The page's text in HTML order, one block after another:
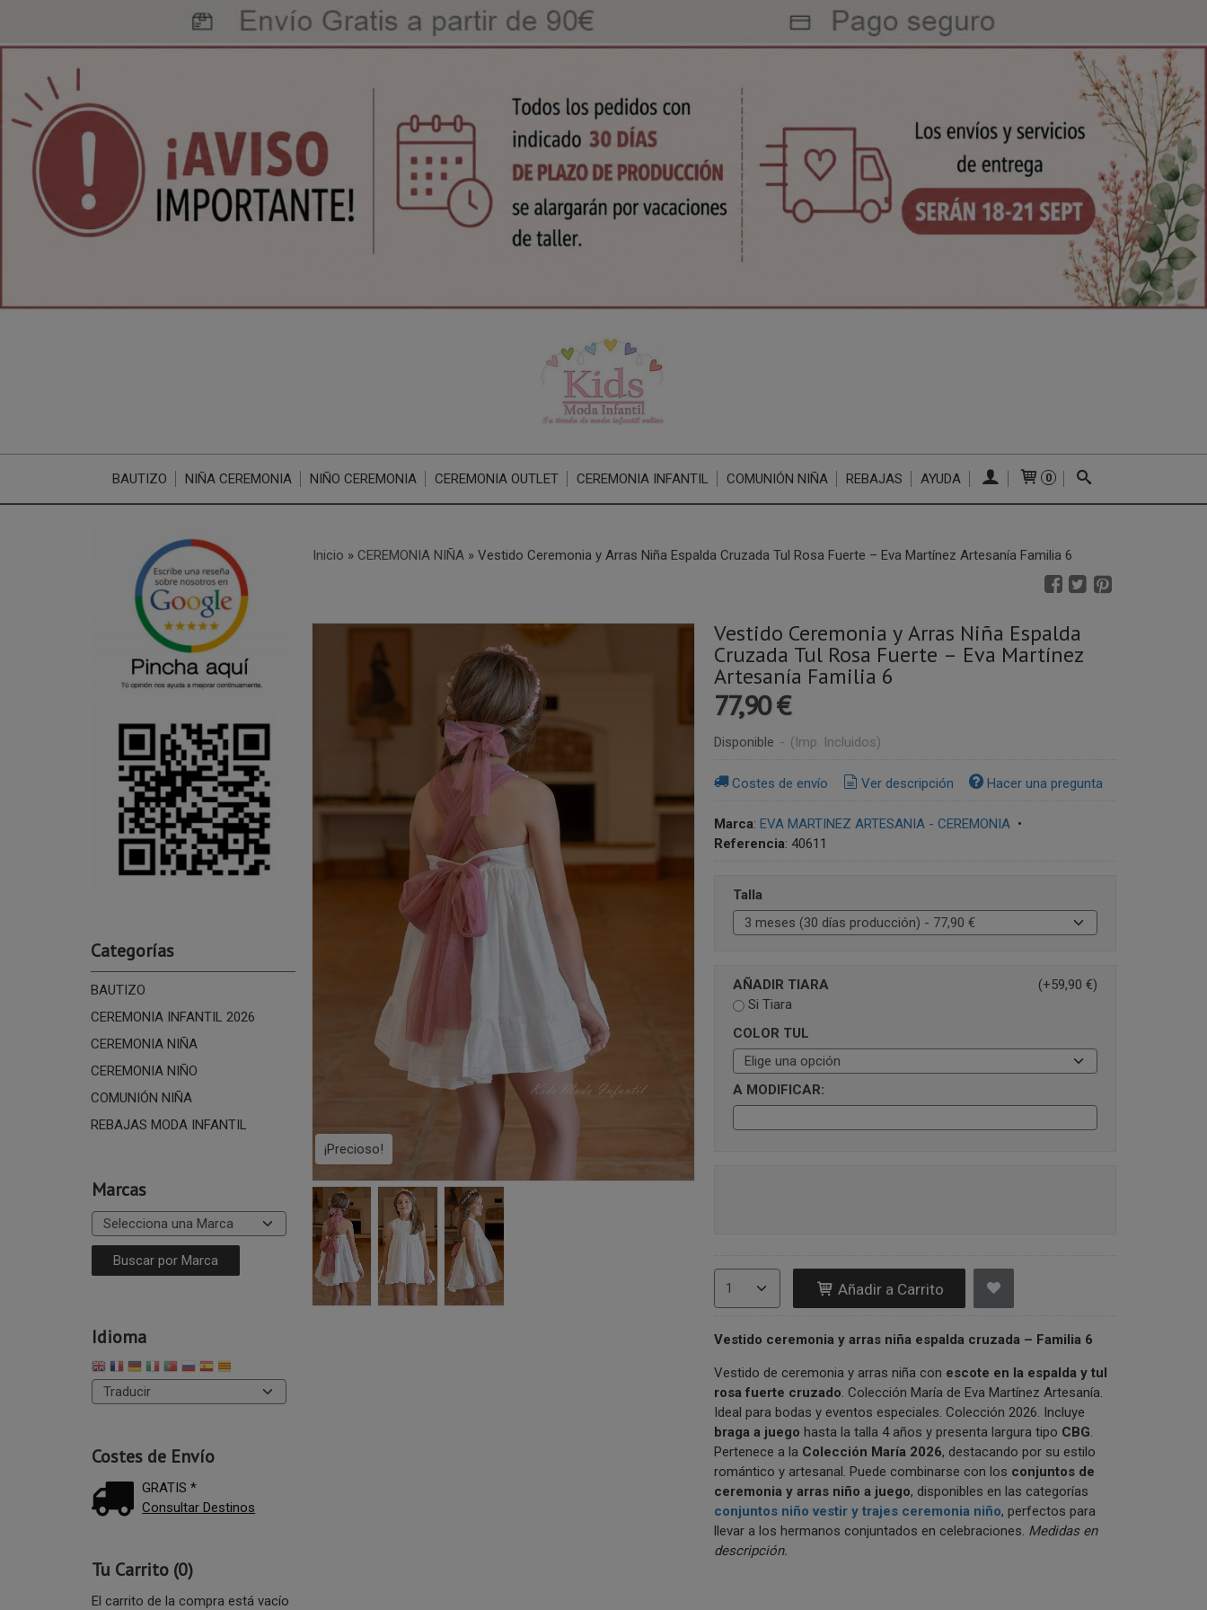
BAUTIZO NIÑA CEREMONIA NIÑO CEREMONIA CEREMONIA OUTLET CEREMONIA INFANTIL COMUNIÓN NIÑA REBAJAS AYUDA 0
Categorías
BAUTIZO
CEREMONIA INFANTIL 2026
CEREMONIA NIÑA
CEREMONIA NIÑO
COMUNIÓN NIÑA
REBAJAS MODA INFANTIL
Marcas
Idioma
Costes de Envío
GRATIS *
Consultar Destinos
Tu Carrito (0)
El carrito de la compra está vacío
Inicio » CEREMONIA NIÑA» Vestido Ceremonia y Arras Niña Espalda Cruzada Tul Rosa Fuerte – Eva Martínez Artesanía Familia 6
¡Precioso!
Vestido Ceremonia y Arras Niña Espalda
Cruzada Tul Rosa Fuerte – Eva Martínez
Artesanía Familia 6
77,90 €
Disponible - (Imp. Incluidos)
Costes de envío Ver descripción Hacer una pregunta
Marca: EVA MARTINEZ ARTESANIA - CEREMONIA•
Referencia: 40611
Talla
AÑADIR TIARA
(+59,90 €)
Si Tiara
COLOR TUL
A MODIFICAR:
Añadir a Carrito
Vestido ceremonia y arras niña espalda cruzada – Familia 6
Vestido de ceremonia y arras niña con escote en la espalda y tul
rosa fuerte cruzado . Colección María de Eva Martínez Artesanía.
Ideal para bodas y eventos especiales. Colección 2026. Incluye
braga a juego hasta la talla 4 años y presenta largura tipo CBG
Pertenece a la Colección María 2026, destacando por su estilo
romántico y artesanal. Puede combinarse con los conjuntos de
ceremonia y arras niño a juego, disponibles en las categorías
conjuntos niño vestir y trajes ceremonia niño, perfectos para
llevar a los hermanos conjuntados en celebraciones. Medidas en
descripción.